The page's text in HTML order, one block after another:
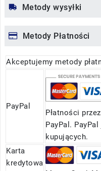
Metody wysyłki
Metody Płatności
Akceptujemy metody
PayPal
Płatności
PayPal.
kupujących.
Karta
kredytowa